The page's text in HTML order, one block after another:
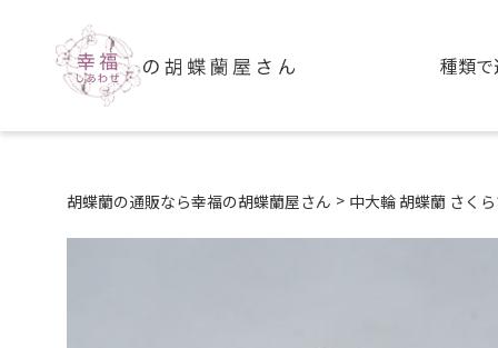
種類
胡蝶蘭の通販なら幸福の胡蝶蘭屋さん > 中大輪 胡蝶蘭 さく